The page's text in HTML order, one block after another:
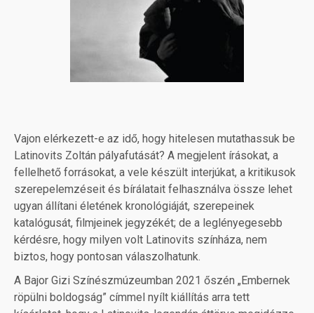
Vajon elérkezett-e az idő, hogy hitelesen mutathassuk be
Latinovits Zoltán pályafutását? A megjelent írásokat, a
fellelhető forrásokat, a vele készült interjúkat, a kritikusok
szerepelemzéseit és bírálatait felhasználva össze lehet
ugyan állítani életének kronológiáját, szerepeinek
katalógusát, filmjeinek jegyzékét; de a leglényegesebb
kérdésre, hogy milyen volt Latinovits színháza, nem
biztos, hogy pontosan válaszolhatunk.
A Bajor Gizi Színészmúzeumban 2021 őszén „Embernek
röpülni boldogság” címmel nyílt kiállítás arra tett